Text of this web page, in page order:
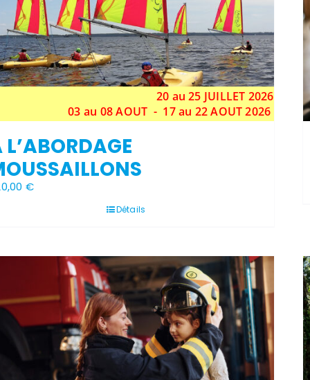
20 au 25 JUILLET 2026
03 au 08 AOUT - 17 au 22 AOUT 2026
L’ABORDAGE
€
Détails